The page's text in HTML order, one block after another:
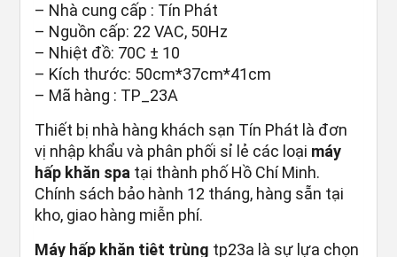
– Nhà cung cấp : Tín Phát
– Nguồn cấp: 22 VAC, 50Hz
– Nhiệt đồ: 70C ± 10
– Kích thước: 50cm*37cm*41cm
– Mã hàng : TP_23A
Thiết bị nhà hàng khách sạn Tín Phát là đơn
vị nhập khẩu và phân phối sỉ lẻ các loại máy
hấp khăn spa tại thành phố Hồ Chí Minh.
Chính sách bảo hành 12 tháng, hàng sẵn tại
kho, giao hàng miễn phí.
Máy hấp khăn tiệt trùng tp23a là sự lựa chọn